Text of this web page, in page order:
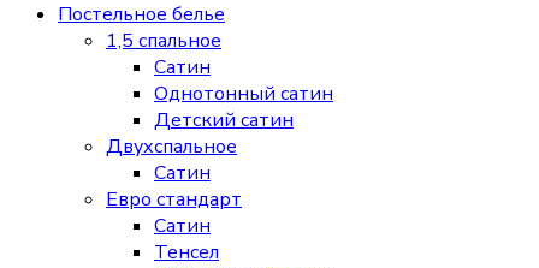
Постельное белье
1,5 спальное
Сатин
Однотонный сатин
Детский сатин
Двухспальное
Сатин
Евро стандарт
Сатин
Тенсел